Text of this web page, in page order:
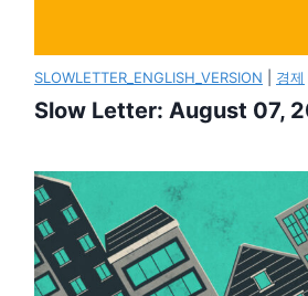
SLOWLETTER_ENGLISH_VERSION 경제
Slow Letter: August 07,